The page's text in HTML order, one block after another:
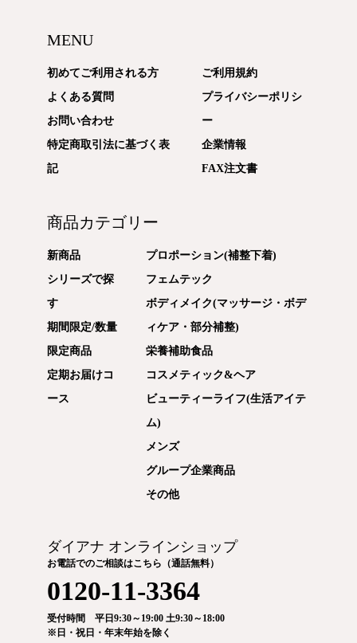
MENU
初めてご利用される方
よくある質問
お問い合わせ
特定商取引法に基づく表
記
ご利用規約
プライバシーポリシ
ー
企業情報
FAX注文書
商品カテゴリー
新商品
シリーズで探
す
期間限定/数量
限定商品
定期お届けコ
ース
プロポーション(補整下着)
フェムテック
ボディメイク(マッサージ・ボデ
ィケア・部分補整)
栄養補助食品
コスメティック&ヘア
ビューティーライフ(生活アイテ
ム)
メンズ
グループ企業商品
その他
ダイアナ オンラインショップ
お電話でのご相談はこちら（通話無料）
0120-11-3364
受付時間 平日9:30～19:00 土9:30～18:00
※日・祝日・年末年始を除く